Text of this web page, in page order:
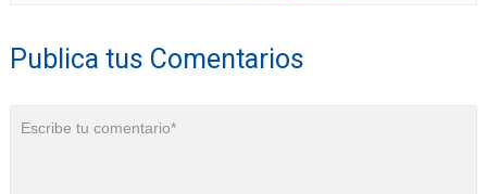
Publica tus Comentarios